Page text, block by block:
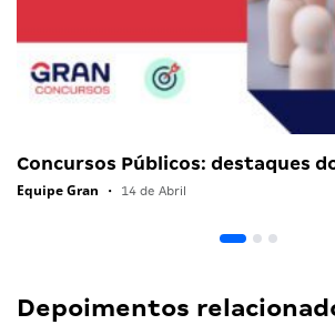
Concursos Públicos: destaques
Equipe Gran • 14 de Abril
Depoimentos